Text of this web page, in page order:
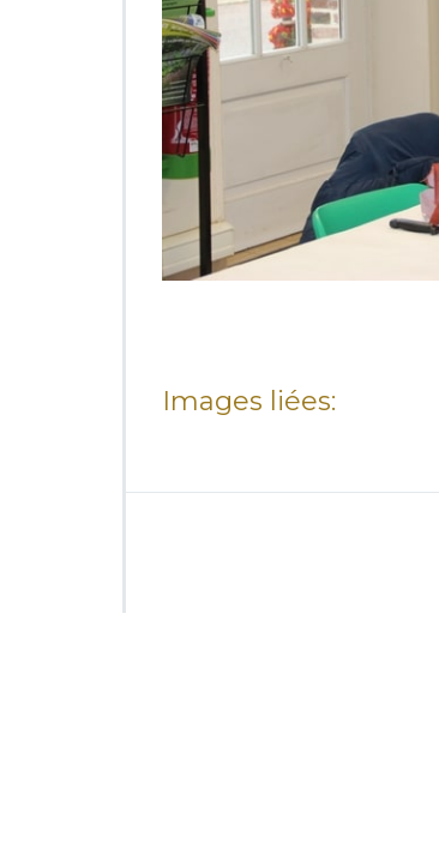
Images liées: